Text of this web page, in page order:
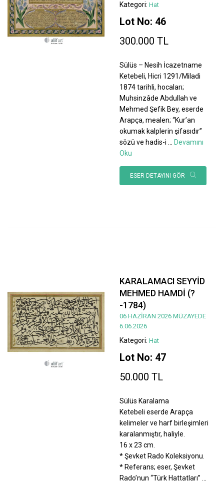
Kategori: Hat
Lot No: 46
300.000 TL
Sülüs – Nesih İcazetname
Ketebeli, Hicri 1291/Miladi
1874 tarihli, hocaları;
Muhsinzâde Abdullah ve
Mehmed Şefik Bey, eserde
Arapça, mealen; “Kur’an
okumak kalplerin şifasıdır”
sözü ve hadis-i ... Devamını
Oku
ESER DETAYINI GÖR
KARALAMACI SEYYİD
MEHMED HAMDİ (?
-1784)
06 HAZİRAN 2026 MÜZAYEDE
6.06.2026
Kategori: Hat
Lot No: 47
50.000 TL
Sülüs Karalama
Ketebeli eserde Arapça
kelimeler ve harf birleşimleri
karalanmıştır, haliyle.
16 x 23 cm.
* Şevket Rado Koleksiyonu.
* Referans; eser, Şevket
Rado’nun “Türk Hattatları”